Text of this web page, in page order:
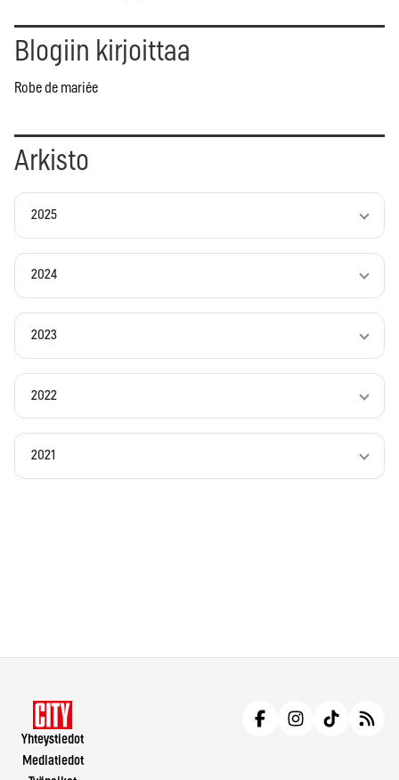
Blogiin kirjoittaa
Robe de mariée
Arkisto
2025
2024
2023
2022
2021
Yhteystiedot
Mediatiedot